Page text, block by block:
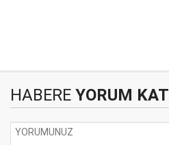
HABERE YORUM KAT